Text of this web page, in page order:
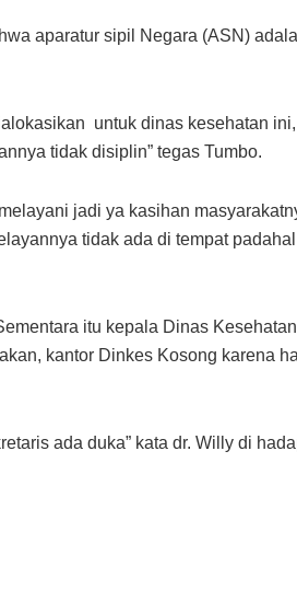
aparatur sipil Negara (ASN)
untuk dinas kesehatan
tidak disiplin” tegas Tumbo.
jadi ya kasihan
tidak ada di tempat
itu kepala Dinas
kantor Dinkes Kosong karena
ada duka” kata dr. Willy di